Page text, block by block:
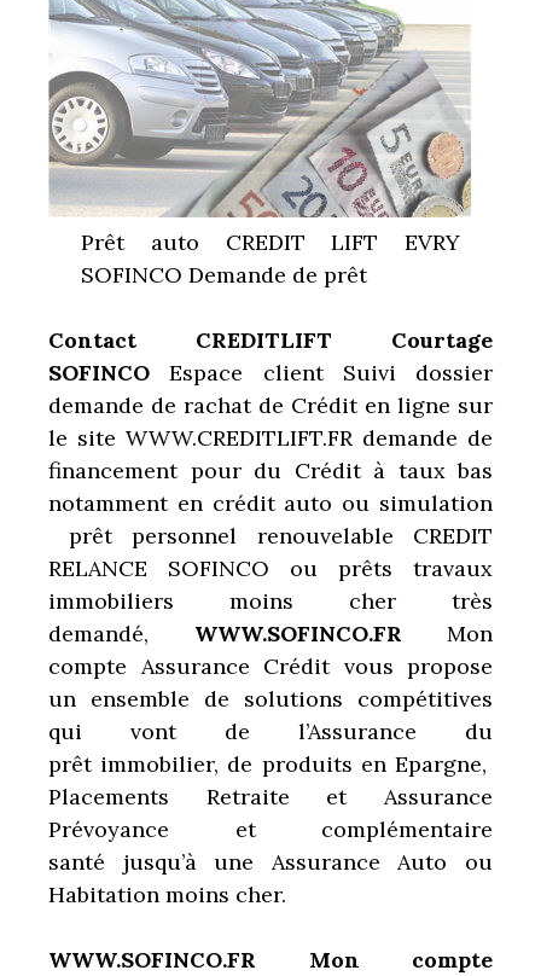
Prêt auto CREDIT LIFT EVRY
SOFINCO Demande de prêt
Contact CREDITLIFT Courtage
SOFINCO Espace client Suivi dossier
demande de rachat de Crédit en ligne sur
le site WWW.CREDITLIFT.FR demande de
financement pour du Crédit à taux bas
notamment en crédit auto ou simulation
prêt personnel renouvelable CREDIT
RELANCE SOFINCO ou prêts travaux
immobiliers moins cher très
demandé, WWW.SOFINCO.FR Mon
compte Assurance Crédit vous propose
un ensemble de solutions compétitives
qui vont de l’Assurance du
prêt immobilier, de produits en Epargne,
Placements Retraite et Assurance
Prévoyance et complémentaire
santé jusqu’à une Assurance Auto ou
Habitation moins cher.
WWW.SOFINCO.FR Mon compte